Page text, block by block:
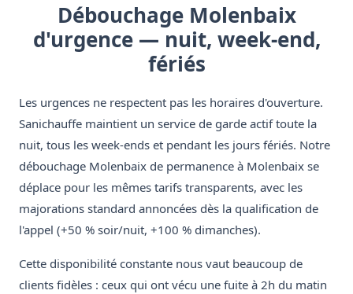
Débouchage Molenbaix
d'urgence — nuit, week-end,
fériés
Les urgences ne respectent pas les horaires d'ouverture.
Sanichauffe maintient un service de garde actif toute la
nuit, tous les week-ends et pendant les jours fériés. Notre
débouchage Molenbaix de permanence à Molenbaix se
déplace pour les mêmes tarifs transparents, avec les
majorations standard annoncées dès la qualification de
l'appel (+50 % soir/nuit, +100 % dimanches).
Cette disponibilité constante nous vaut beaucoup de
clients fidèles : ceux qui ont vécu une fuite à 2h du matin